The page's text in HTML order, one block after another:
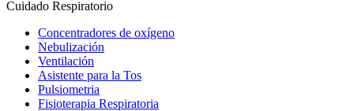
Cuidado Respiratorio
Concentradores de oxígeno
Nebulización
Ventilación
Asistente para la Tos
Pulsiometria
Fisioterapia Respiratoria